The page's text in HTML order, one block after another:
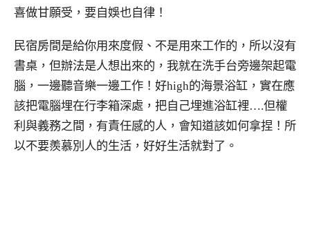
喜做甘願受，要自娛也自律！
民宿房間是給你用來度假、不是用來工作的，所以沒有
書桌，但辦法是人想出來的，我就在洗手台旁邊架起電
腦，一邊聽音樂一邊工作！好high的海景浴缸，實在應
該把電腦埋在行李箱深處，把自己埋進浴缸裡….但權
利與義務之間，有責任感的人，會知道該如何拿捏！所
以不要羨慕別人的生活，好好生活就對了。